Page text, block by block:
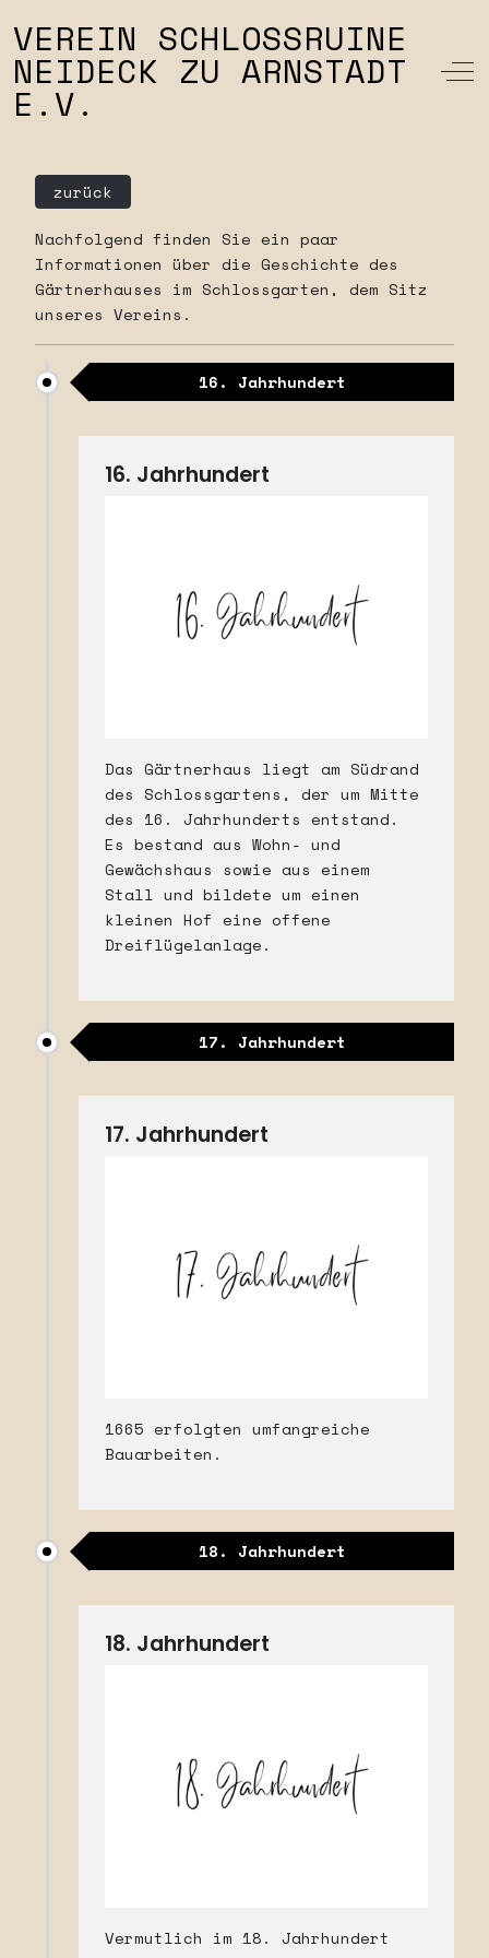
VEREIN SCHLOSSRUINE
NEIDECK ZU ARNSTADT
E.V.
zurück
Nachfolgend finden Sie ein paar
Informationen über die Geschichte des
Gärtnerhauses im Schlossgarten, dem Sitz
unseres Vereins.
16. Jahrhundert
16. Jahrhundert
Das Gärtnerhaus liegt am Südrand
des Schlossgartens, der um Mitte
des 16. Jahrhunderts entstand.
Es bestand aus Wohn- und
Gewächshaus sowie aus einem
Stall und bildete um einen
kleinen Hof eine offene
Dreiflügelanlage.
17. Jahrhundert
17. Jahrhundert
1665 erfolgten umfangreiche
Bauarbeiten.
18. Jahrhundert
18. Jahrhundert
Vermutlich im 18. Jahrhundert